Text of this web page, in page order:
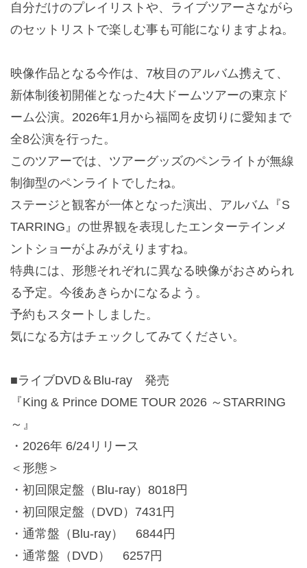
自分だけのプレイリストや、ライブツアーさながら
のセットリストで楽しむ事も可能になりますよね。
映像作品となる今作は、7枚目のアルバム携えて、
新体制後初開催となった4大ドームツアーの東京ド
ーム公演。2026年1月から福岡を皮切りに愛知まで
全8公演を行った。
このツアーでは、ツアーグッズのペンライトが無線
制御型のペンライトでしたね。
ステージと観客が一体となった演出、アルバム『S
TARRING』の世界観を表現したエンターテインメ
ントショーがよみがえりますね。
特典には、形態それぞれに異なる映像がおさめられ
る予定。今後あきらかになるよう。
予約もスタートしました。
気になる方はチェックしてみてください。
■ライブDVD＆Blu-ray 発売
『King & Prince DOME TOUR 2026 ～STARRING
～』
・2026年 6/24リリース
＜形態＞
・初回限定盤（Blu-ray）8018円
・初回限定盤（DVD）7431円
・通常盤（Blu-ray） 6844円
・通常盤（DVD） 6257円